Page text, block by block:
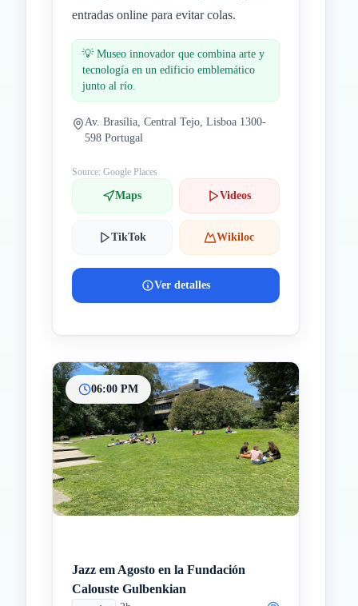
entradas online para evitar colas.
💡 Museo innovador que combina arte y
tecnología en un edificio emblemático
junto al río.
Av. Brasília, Central Tejo, Lisboa 1300-
598 Portugal
Source: Google Places
Maps Videos
TikTok Wikiloc
Ver detalles
06:00 PM
Jazz em Agosto en la Fundación
Calouste Gulbenkian